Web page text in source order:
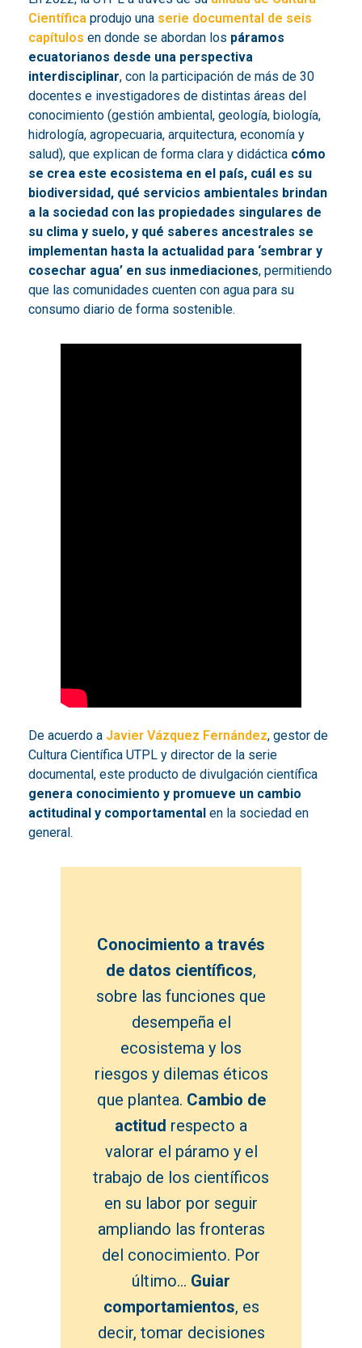
Científica produjo una serie documental de seis
capítulos en donde se abordan los páramos
ecuatorianos desde una perspectiva
interdisciplinar, con la participación de más de 30
docentes e investigadores de distintas áreas del
conocimiento (gestión ambiental, geología, biología,
hidrología, agropecuaria, arquitectura, economía y
salud), que explican de forma clara y didáctica cómo
se crea este ecosistema en el país, cuál es su
biodiversidad, qué servicios ambientales brindan
a la sociedad con las propiedades singulares de
su clima y suelo, y qué saberes ancestrales se
implementan hasta la actualidad para ‘sembrar y
cosechar agua’ en sus inmediaciones, permitiendo
que las comunidades cuenten con agua para su
consumo diario de forma sostenible.
De acuerdo a Javier Vázquez Fernández, gestor de
Cultura Científica UTPL y director de la serie
documental, este producto de divulgación científica
genera conocimiento y promueve un cambio
actitudinal y comportamental en la sociedad en
general.
Conocimiento a través
de datos científicos,
sobre las funciones que
desempeña el
ecosistema y los
riesgos y dilemas éticos
que plantea. Cambio de
actitud respecto a
valorar el páramo y el
trabajo de los científicos
en su labor por seguir
ampliando las fronteras
del conocimiento. Por
último… Guiar
comportamientos, es
decir, tomar decisiones